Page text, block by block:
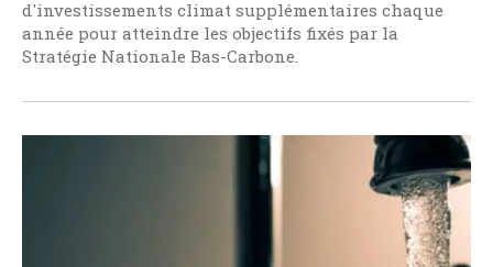
d'investissements climat supplémentaires chaque
année pour atteindre les objectifs fixés par la
Stratégie Nationale Bas-Carbone.